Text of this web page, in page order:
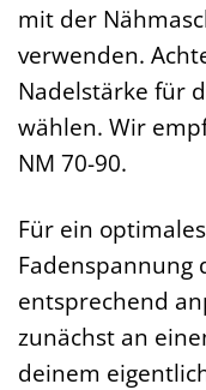
mit der
verwenden.
Nadelstärke für
wählen. Wir
NM 70-90.
Für ein
Fadenspannung
entsprechend
zunächst an
deinem